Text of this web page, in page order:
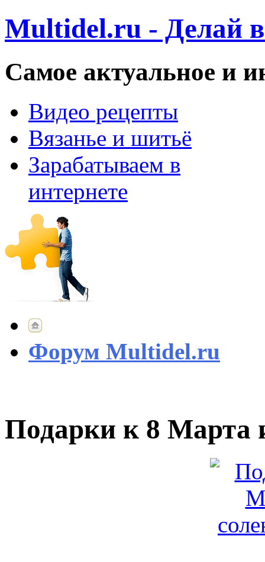
Multidel.ru - Делай
Самое актуальное и
Видео рецепты
Вязанье и шитьё
Зарабатываем в
интернете
Форум Multidel.ru
Подарки к 8 Марта